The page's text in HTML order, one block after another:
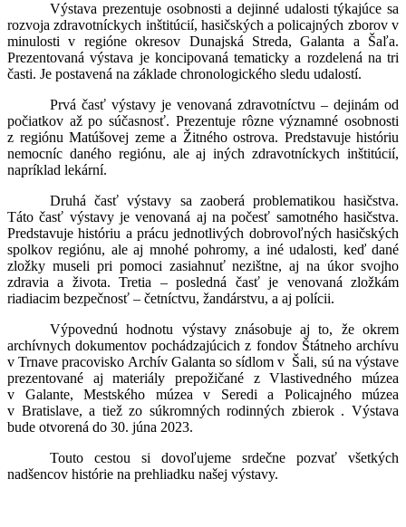
Výstava prezentuje osobnosti a dejinné udalosti týkajúce sa
rozvoja zdravotníckych inštitúcií, hasičských a policajných zborov v
minulosti v regióne okresov Dunajská Streda, Galanta a Šaľa.
Prezentovaná výstava je koncipovaná tematicky a rozdelená na tri
časti. Je postavená na základe chronologického sledu udalostí.
Prvá časť výstavy je venovaná zdravotníctvu – dejinám od
počiatkov až po súčasnosť. Prezentuje rôzne významné osobnosti
z regiónu Matúšovej zeme a Žitného ostrova. Predstavuje históriu
nemocníc daného regiónu, ale aj iných zdravotníckych inštitúcií,
napríklad lekární.
Druhá časť výstavy sa zaoberá problematikou hasičstva.
Táto časť výstavy je venovaná aj na počesť samotného hasičstva.
Predstavuje históriu a prácu jednotlivých dobrovoľných hasičských
spolkov regiónu, ale aj mnohé pohromy, a iné udalosti, keď dané
zložky museli pri pomoci zasiahnuť nezištne, aj na úkor svojho
zdravia a života. Tretia – posledná časť je venovaná zložkám
riadiacim bezpečnosť – četníctvu, žandárstvu, a aj polícii.
Výpovednú hodnotu výstavy znásobuje aj to, že okrem
archívnych dokumentov pochádzajúcich z fondov Štátneho archívu
v Trnave pracovisko Archív Galanta so sídlom v Šali, sú na výstave
prezentované aj materiály prepožičané z Vlastivedného múzea
v Galante, Mestského múzea v Seredi a Policajného múzea
v Bratislave, a tiež zo súkromných rodinných zbierok . Výstava
bude otvorená do 30. júna 2023.
Touto cestou si dovoľujeme srdečne pozvať všetkých
nadšencov histórie na prehliadku našej výstavy.